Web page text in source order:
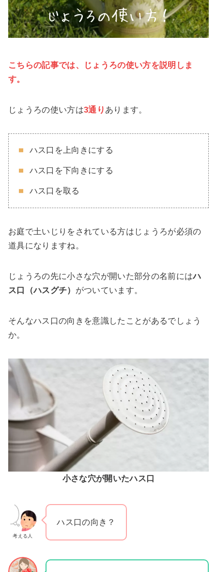
こちらの記事では、じょうろの使い方を説明しま
す。
じょうろの使い方は3通り あります。
ハス口を上向きにする
ハス口を下向きにする
ハス口を取る
お庭で土いじりをされている方はじょうろが必須の
道具になりますね。
じょうろの先に小さな穴が開いた部分の名前にはハ
ス口（ハスグチ） がついています。
そんなハス口の向きを意識したことがあるでしょう
か。
小さな穴が開いたハス口
考える人
ハス口の向き？